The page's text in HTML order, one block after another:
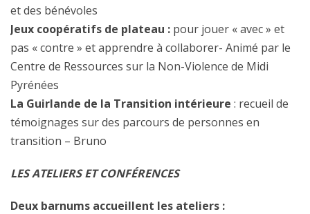
et des bénévoles
Jeux coopératifs de plateau : pour jouer « avec » et
pas « contre » et apprendre à collaborer- Animé par le
Centre de Ressources sur la Non-Violence de Midi
Pyrénées
La Guirlande de la Transition intérieure : recueil de
témoignages sur des parcours de personnes en
transition – Bruno
LES ATELIERS ET CONFÉRENCES
Deux barnums accueillent les ateliers :